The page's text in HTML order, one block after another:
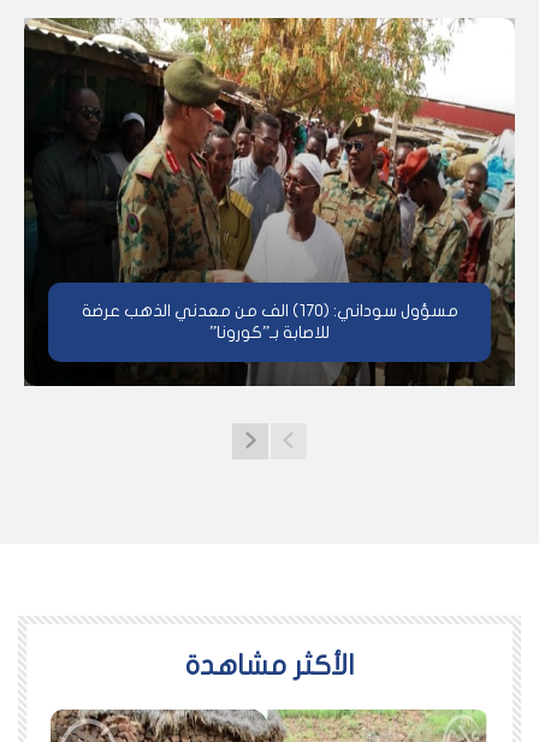
مسؤول سوداني: (170) الف من معدني الذهب عرضة
للاصابة بـ”كورونا”
اﻷكثر مشاهدة